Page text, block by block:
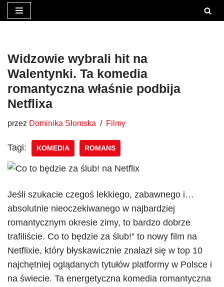
treści
Widzowie wybrali hit na
Walentynki. Ta komedia
romantyczna właśnie podbija
Netflixa
przez Dominika Słomska Filmy
Tagi: KOMEDIA ROMANS
Jeśli szukacie czegoś lekkiego, zabawnego i…
absolutnie nieoczekiwanego w najbardziej
romantycznym okresie zimy, to bardzo dobrze
trafiliście. Co to będzie za ślub!” to nowy film na
Netflixie, który błyskawicznie znalazł się w top 10
najchętniej oglądanych tytułów platformy w Polsce i
na świecie. Ta energetyczna komedia romantyczna